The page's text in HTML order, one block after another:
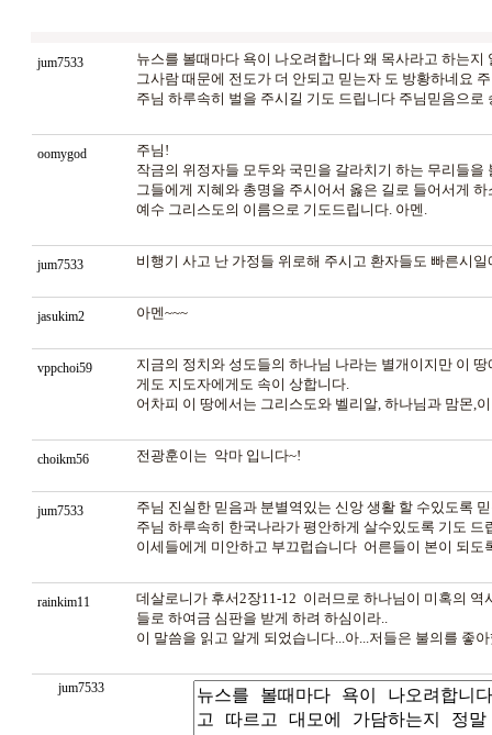
jum7533
뉴스를 볼때마다 욕이 나오려합니다 왜 목사라고 하는
그사람 때문에 전도가 더 안되고 믿는자 도 방황하네요
주님 하루속히 벌을 주시길 기도 드립니다 주님믿음으로
oomygod
주님!
작금의 위정자들 모두와 국민을 갈라치기 하는 무리들을
그들에게 지혜와 총명을 주시어서 옳은 길로 들어서게 하
예수 그리스도의 이름으로 기도드립니다. 아멘.
jum7533 비행기 사고 난 가정들 위로해 주시고 환자들도 빠른시
jasukim2 아멘~~~
vppchoi59
지금의 정치와 성도들의 하나님 나라는 별개이지만 이
게도 지도자에게도 속이 상합니다.
어차피 이 땅에서는 그리스도와 벨리알, 하나님과 맘몬,
choikm56 전광훈이는 악마 입니다~!
jum7533
주님 진실한 믿음과 분별역있는 신앙 생활 할 수있도록
주님 하루속히 한국나라가 평안하게 살수있도록 기도 드
이세들에게 미안하고 부끄럽습니다 어른들이 본이 되도
rainkim11
데살로니가 후서2장11-12 이러므로 하나님이 미혹의
들로 하여금 심판을 받게 하려 하심이라..
이 말씀을 읽고 알게 되었습니다...아...저들은 불의를 좋
jum7533